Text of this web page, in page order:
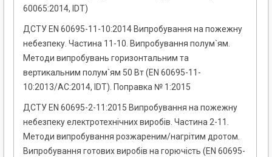
60065:2014, IDT)
ДСТУ EN 60695-11-10:2014 Випробування на пожежну
небезпеку. Частина 11-10. Випробування полум`ям.
Методи випробувань горизонтальним та
вертикальним полум`ям 50 Вт (EN 60695-11-
10:2013/AC:2014, IDT). Поправка № 1:2015
ДСТУ EN 60695-2-11:2015 Випробування на пожежну
небезпеку електротехнічних виробів. Частина 2-11.
Методи випробування розжареним/нагрітим дротом.
Випробування готових виробів на горючість (EN 60695-